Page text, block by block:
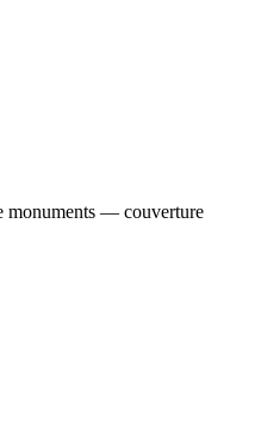
monuments — couverture